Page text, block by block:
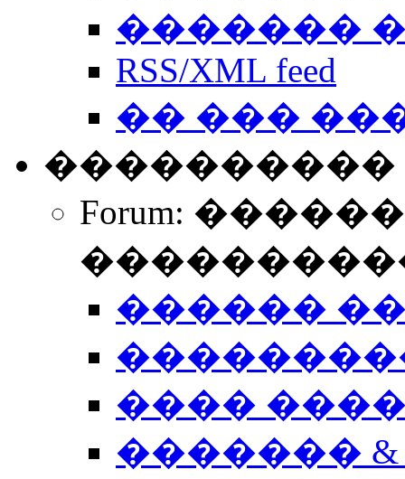
�������
RSS/XML feed
�� ���
����������
Forum:
������
����
�������